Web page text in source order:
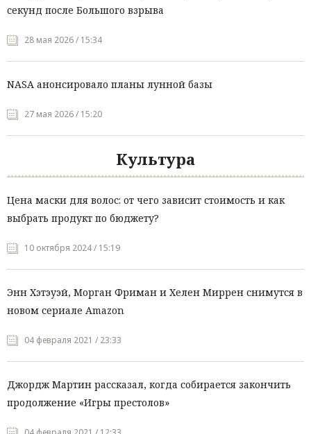
секунд после Большого взрыва
28 мая 2026 / 15:34
NASA анонсировало планы лунной базы
27 мая 2026 / 15:20
Культура
Цена маски для волос: от чего зависит стоимость и как
выбрать продукт по бюджету?
10 октября 2024 / 15:19
Энн Хэтэуэй, Морган Фриман и Хелен Миррен снимутся в
новом сериале Amazon
04 февраля 2021 / 23:33
Джордж Мартин рассказал, когда собирается закончить
продолжение «Игры престолов»